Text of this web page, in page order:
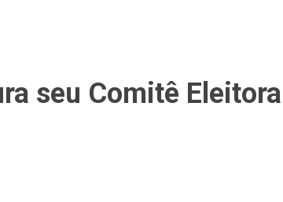
seu Comitê